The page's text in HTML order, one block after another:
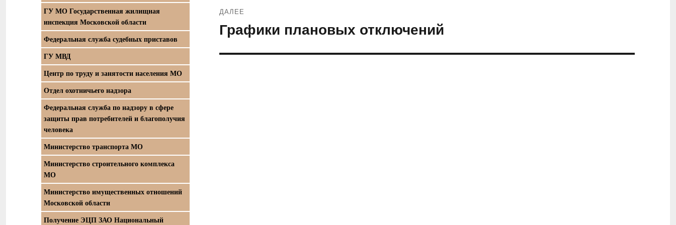
ДАЛЕЕ
Следующая
запись:
Графики плановых отключений
ГУ МО Государственная жилищная
инспекция Московской области
Федеральная служба судебных приставов
ГУ МВД
Центр по труду и занятости населения МО
Отдел охотничьего надзора
Федеральная служба по надзору в сфере
защиты прав потребителей и благополучия
человека
Министерство транспорта МО
Министерство строительного комплекса
МО
Министерство имущественных отношений
Московской области
Получение ЭЦП ЗАО Национальный